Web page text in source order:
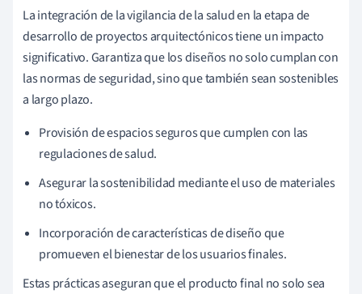
La integración de la vigilancia de la salud en la etapa de
desarrollo de proyectos arquitectónicos tiene un impacto
significativo. Garantiza que los diseños no solo cumplan con
las normas de seguridad, sino que también sean sostenibles
a largo plazo.
Provisión de espacios seguros que cumplen con las
regulaciones de salud.
Asegurar la sostenibilidad mediante el uso de materiales
no tóxicos.
Incorporación de características de diseño que
promueven el bienestar de los usuarios finales.
Estas prácticas aseguran que el producto final no solo sea